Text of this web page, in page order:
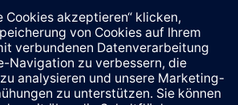
über die Leistungsfähigkeit